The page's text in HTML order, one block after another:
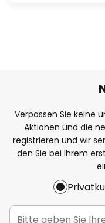
Verpassen Sie keine
Aktionen und die
registrieren und wir
den Sie bei Ihrem